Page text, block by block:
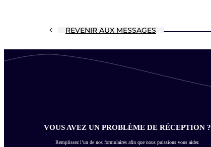
REVENIR AUX MESSAGES
VOUS AVEZ UN PROBLÈME DE RÉCEPTION ?
Remplissez l’un de nos formulaires afin que nous puissions vous aider.